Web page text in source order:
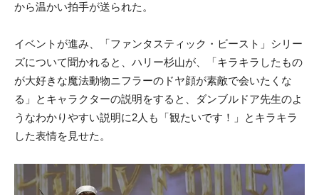
から温かい拍手が送られた。
イベントが進み、「ファンタスティック・ビースト」シリー
ズについて聞かれると、ハリー杉山が、「キラキラしたもの
が大好きな魔法動物ニフラーのドヤ顔が素敵で会いたくな
る」とキャラクターの説明をすると、ダンブルドア先生のよ
うなわかりやすい説明に2人も「観たいです！」とキラキラ
した表情を見せた。